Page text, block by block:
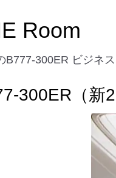
Room
B777-300ER ビジネ
300ER（新